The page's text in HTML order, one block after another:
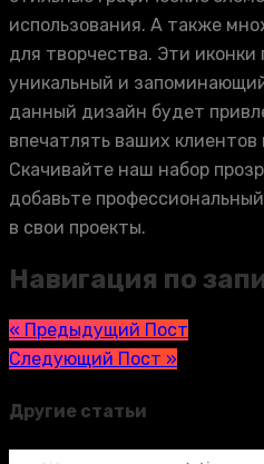
использования. А также
для творчества. Эти иконки
уникальный и
данный дизайн будет
впечатлять ваших клиентов
Скачивайте наш набор
добавьте
в свои проекты.
Навигация по
« Предыдущий Пост
Следующий Пост »
Другие статьи